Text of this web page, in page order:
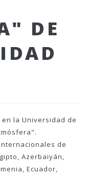
DE
en la Universidad de
de
Azerbaiyán,
Ecuador,